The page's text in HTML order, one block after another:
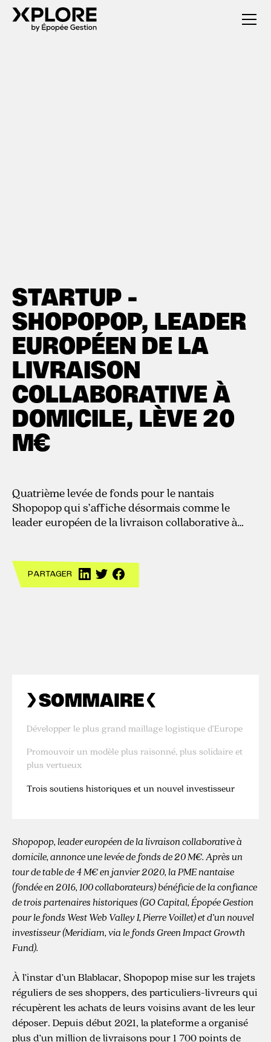
STARTUP -
SHOPOPOP, LEADER
EUROPÉEN DE LA
LIVRAISON
COLLABORATIVE À
DOMICILE, LÈVE 20
M€
Quatrième levée de fonds pour le nantais
Shopopop qui s’affiche désormais comme le
leader européen de la livraison collaborative à
PARTAGER
Shopopop, leader européen de la livraison collaborative à
domicile, annonce une levée de fonds de 20 M€. Après un
tour de table de 4 M€ en janvier 2020, la PME nantaise
(fondée en 2016, 100 collaborateurs) bénéficie de la confiance
de trois partenaires historiques (GO Capital, Épopée Gestion
pour le fonds West Web Valley I, Pierre Voillet) et d’un nouvel
investisseur (Meridiam, via le fonds Green Impact Growth
Fund).
À l’instar d’un Blablacar, Shopopop mise sur les trajets
réguliers de ses shoppers, des particuliers-livreurs qui
récupèrent les achats de leurs voisins avant de les leur
déposer. Depuis début 2021, la plateforme a organisé
plus d’un million de livraisons pour 1 700 points de
SOMMAIRE
Développer le plus grand maillage logistique d’Europe
Promouvoir un modèle plus raisonné, plus solidaire et
plus vertueux
Trois soutiens historiques et un nouvel investisseur